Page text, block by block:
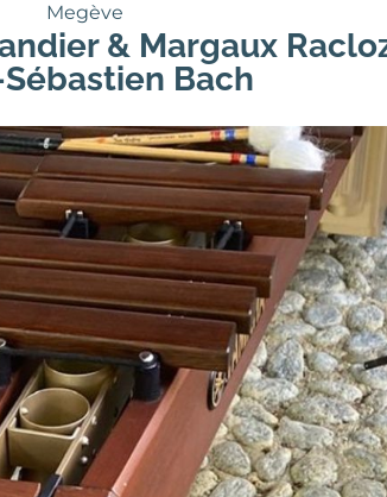
Megève
& Margaux
Bach